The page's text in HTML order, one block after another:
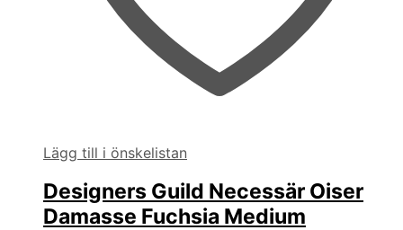
Lägg till i önskelistan
Designers Guild Necessär Oiser
Damasse Fuchsia Medium